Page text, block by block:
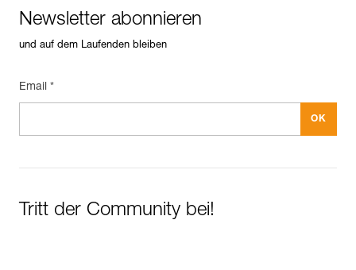
Newsletter abonnieren
und auf dem Laufenden bleiben
Email *
Tritt der Community bei!